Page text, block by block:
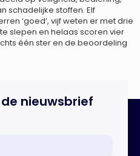
schadelijke stoffen. Elf
‘goed’, vijf weten er met drie
slepen en helaas scoren vier
één ster en de beoordeling
nieuwsbrief